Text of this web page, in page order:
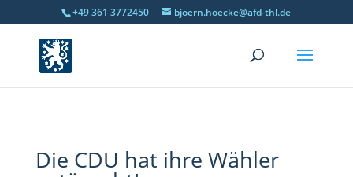
+49 361 3772450 bjoern.hoecke@afd-thl.de
Die CDU hat ihre Wähler